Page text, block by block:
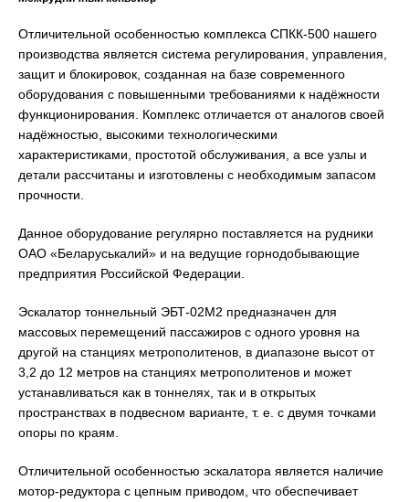
Отличительной особенностью комплекса СПКК-500 нашего
производства является система регулирования, управления,
защит и блокировок, созданная на базе современного
оборудования с повышенными требованиями к надёжности
функционирования. Комплекс отличается от аналогов своей
надёжностью, высокими технологическими
характеристиками, простотой обслуживания, а все узлы и
детали рассчитаны и изготовлены с необходимым запасом
прочности.
Данное оборудование регулярно поставляется на рудники
ОАО «Беларуськалий» и на ведущие горнодобывающие
предприятия Российской Федерации.
Эскалатор тоннельный ЭБТ-02М2 предназначен для
массовых перемещений пассажиров с одного уровня на
другой на станциях метрополитенов, в диапазоне высот от
3,2 до 12 метров на станциях метрополитенов и может
устанавливаться как в тоннелях, так и в открытых
пространствах в подвесном варианте, т. е. с двумя точками
опоры по краям.
Отличительной особенностью эскалатора является наличие
мотор-редуктора с цепным приводом, что обеспечивает